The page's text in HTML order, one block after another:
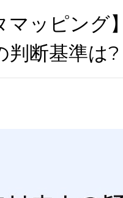
マッピン
判断基準は?